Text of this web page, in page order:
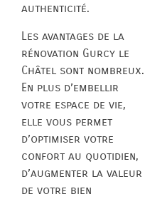
authenticité.
Les avantages de la
rénovation Gurcy le
Châtel sont nombreux.
En plus d’embellir
votre espace de vie,
elle vous permet
d’optimiser votre
confort au quotidien,
d’augmenter la valeur
de votre bien